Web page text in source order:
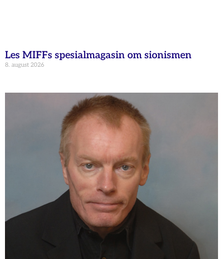
Les MIFFs spesialmagasin om sionismen
8. august 2026